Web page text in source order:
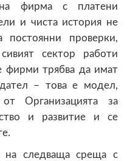
фирма с платени
и чиста история не
проверки,
сектор работи
фирми трябва да имат
– това е модел,
Организацията за
и развитие и се
на следваща среща с